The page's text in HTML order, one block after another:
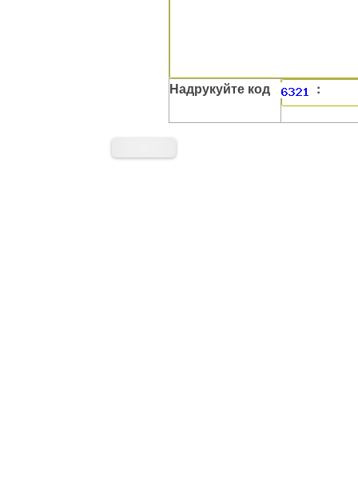
Надрукуйте код :